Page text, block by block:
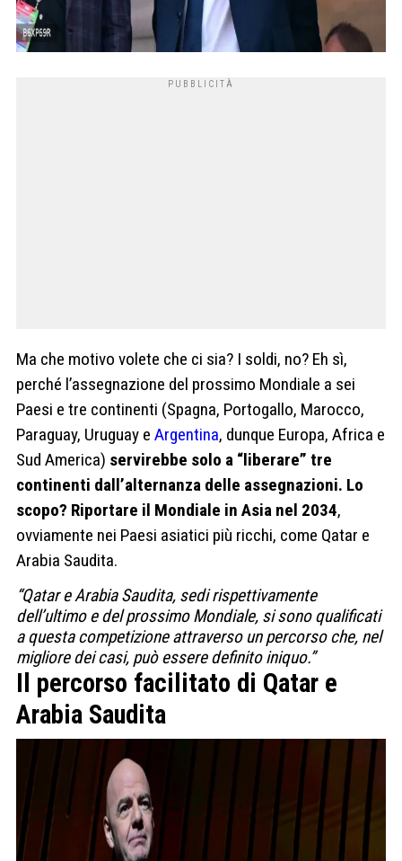
Ma che motivo volete che ci sia? I soldi, no? Eh sì,
perché l’assegnazione del prossimo Mondiale a sei
Paesi e tre continenti (Spagna, Portogallo, Marocco,
Paraguay, Uruguay e Argentina, dunque Europa, Africa e
Sud America) servirebbe solo a “liberare” tre
continenti dall’alternanza delle assegnazioni. Lo
scopo? Riportare il Mondiale in Asia nel 2034,
ovviamente nei Paesi asiatici più ricchi, come Qatar e
Arabia Saudita.
“Qatar e Arabia Saudita, sedi rispettivamente
dell’ultimo e del prossimo Mondiale, si sono qualificati
a questa competizione attraverso un percorso che, nel
migliore dei casi, può essere definito iniquo.”
Il percorso facilitato di Qatar e
Arabia Saudita